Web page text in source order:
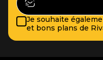
Je souhaite
et bons plans de